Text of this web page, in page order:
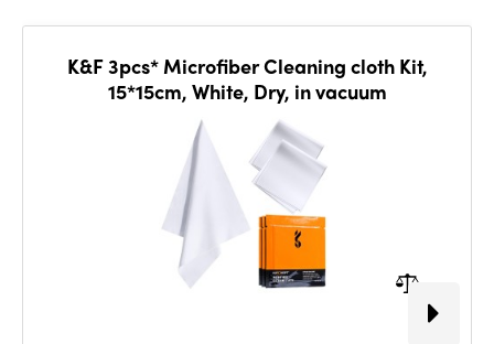
K&F 3pcs* Microfiber Cleaning cloth Kit,
15*15cm, White, Dry, in vacuum